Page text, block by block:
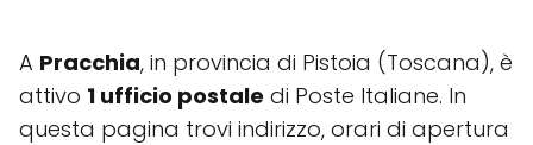
A Pracchia, in provincia di Pistoia (Toscana), è
attivo 1 ufficio postale di Poste Italiane. In
questa pagina trovi indirizzo, orari di apertura